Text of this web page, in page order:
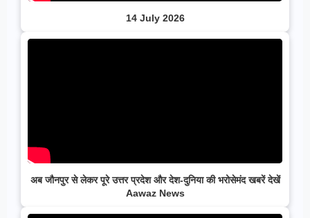
14 July 2026
अब जौनपुर से लेकर पूरे उत्तर प्रदेश और देश-दुनिया की भरोसेमंद खबरें देखें
Aawaz News